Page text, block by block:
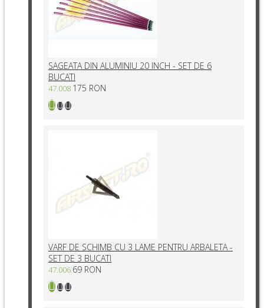
SAGEATA DIN ALUMINIU 20 INCH - SET DE 6
BUCATI
47.008 175 RON
VARF DE SCHIMB CU 3 LAME PENTRU ARBALETA -
SET DE 3 BUCATI
47.006 69 RON